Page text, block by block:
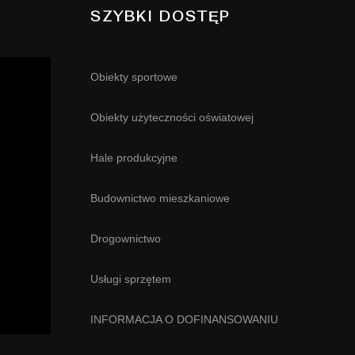
SZYBKI DOSTĘP
Obiekty sportowe
Obiekty użyteczności oświatowej
Hale produkcyjne
Budownictwo mieszkaniowe
Drogownictwo
Usługi sprzętem
INFORMACJA O DOFINANSOWANIU